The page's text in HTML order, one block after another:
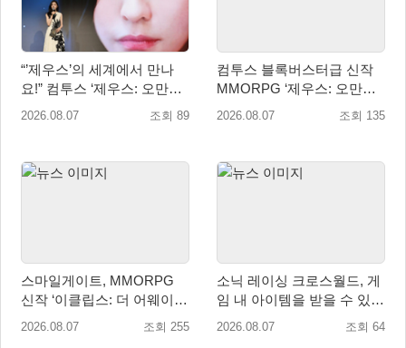
“’제우스’의 세계에서 만나
요!” 컴투스 ‘제우스: 오만의
신’ 쇼케이스 찾은 배우 박지
2026.08.07 조회 89
컴투스 블록버스터급 신작
MMORPG ‘제우스: 오만의
신’, 8월 26일 출시!
2026.08.07 조회 135
스마일게이트, MMORPG
신작 ‘이클립스: 더 어웨이크
닝’ 9월 10일 론칭!
2026.08.07 조회 255
소닉 레이싱 크로스월드, 게
임 내 아이템을 받을 수 있는
‘레전드 대회 라운드 7’ 개최!
2026.08.07 조회 64